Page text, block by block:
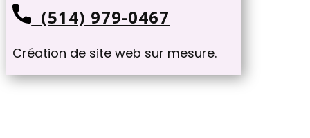
(514) 979-0467
Création de site web sur mesure.